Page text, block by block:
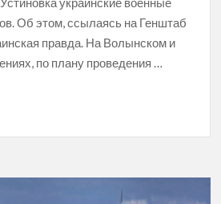
Об этом, ссылаясь на Генштаб
правда. На Волынском и
по плану проведения …